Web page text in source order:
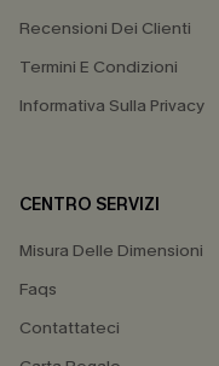
Recensioni Dei Clienti
Termini E Condizioni
Informativa Sulla Privacy
CENTRO SERVIZI
Misura Delle Dimensioni
Faqs
Contattateci